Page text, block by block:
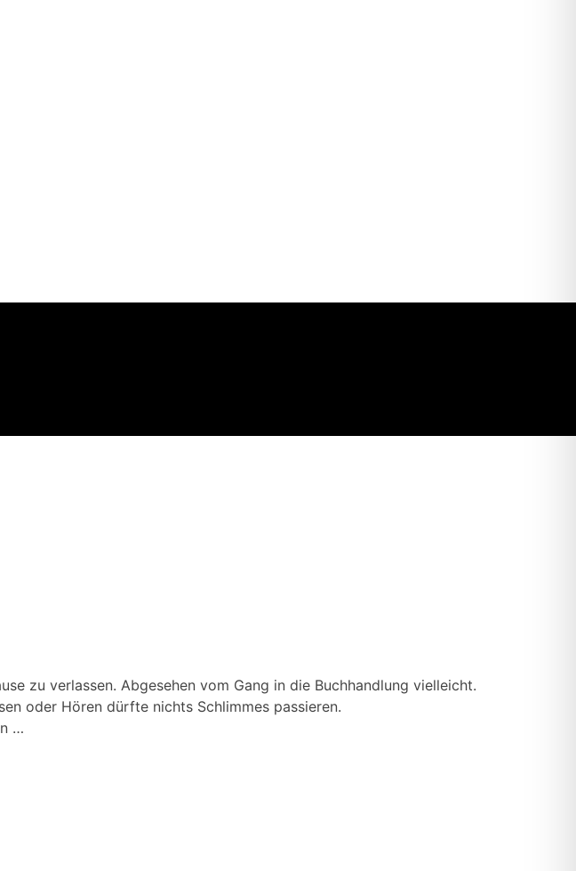
zu verlassen. Abgesehen vom Gang in die Buchhandlung vielleicht.
oder Hören dürfte nichts Schlimmes passieren.
…